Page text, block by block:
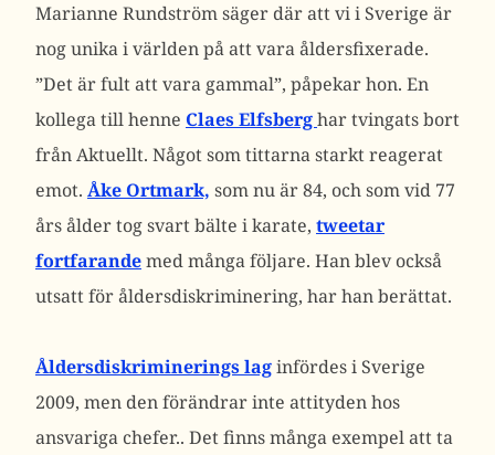
Marianne Rundström säger där att vi i Sverige är
nog unika i världen på att vara åldersfixerade.
”Det är fult att vara gammal”, påpekar hon. En
kollega till henne Claes Elfsberghar tvingats bort
från Aktuellt. Något som tittarna starkt reagerat
emot. Åke Ortmark, som nu är 84, och som vid 77
års ålder tog svart bälte i karate, tweetar
fortfarandemed många följare. Han blev också
utsatt för åldersdiskriminering, har han berättat.
Åldersdiskriminerings laginfördes i Sverige
2009, men den förändrar inte attityden hos
ansvariga chefer.. Det finns många exempel att ta